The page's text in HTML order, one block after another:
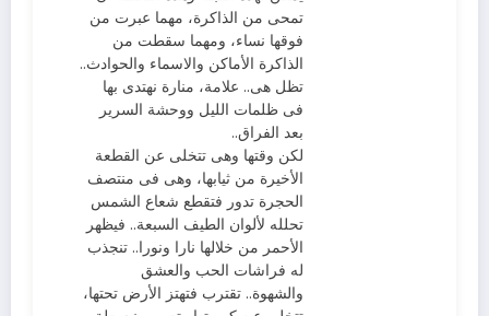
تمحى من الذاكرة، مهما عبرت من
فوقها نساء، ومهما سقطت من
الذاكرة الأماكن والاسماء والحوادث..
تظل هى.. علامة، منارة نهتدى بها
فى ظلمات الليل ووحشة السرير
بعد الفراق..
لكن وقتها وهى تتخلى عن القطعة
الأخيرة من ثيابها، وهى فى منتصف
الحجرة تدور فتقطع شعاع الشمس
تحلله لألوان الطيف السبعة.. فيظهر
الأحمر من خلالها نارا ونورا.. تنجذب
له فراشات الحب والعشق
والشهوة.. تقترب فتهتز الأرض تحتها،